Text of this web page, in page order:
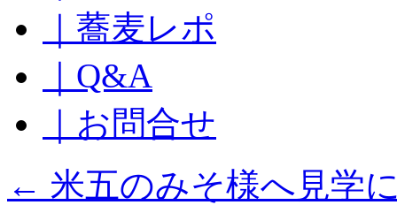
｜蕎麦レポ
｜Q&A
｜お問合せ
← 米五のみそ様へ見学